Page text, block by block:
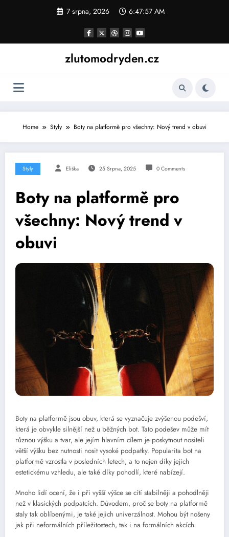
7 srpna, 2026 6:47:57 AM
zlutomodryden.cz
Home Styly Boty na platformě pro všechny: Nový trend v obuvi
Styly Eliška 25 Srpna, 2025 0 Comments
Boty na platformě pro
všechny: Nový trend v
obuvi
Boty na platformě jsou obuv, která se vyznačuje zvýšenou podešví,
která je obvykle silnější než u běžných bot. Tato podešev může mít
různou výšku a tvar, ale jejím hlavním cílem je poskytnout nositeli
větší výšku bez nutnosti nosit vysoké podpatky. Popularita bot na
platformě vzrostla v posledních letech, a to nejen díky jejich
estetickému vzhledu, ale také díky pohodlí, které nabízejí.
Mnoho lidí ocení, že i při vyšší výšce se cítí stabilněji a pohodlněji
než v klasických podpatcích. Důvodem, proč se boty na platformě
staly tak oblíbenými, je také jejich univerzálnost. Mohou být nošeny
jak při neformálních příležitostech, tak i na formálních akcích.